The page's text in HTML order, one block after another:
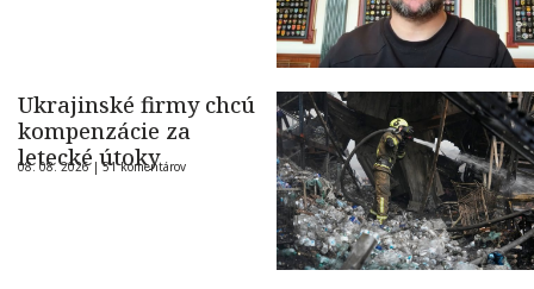
Ukrajinské firmy chcú
kompenzácie za
letecké útoky
08. 08. 2026 |51 komentárov